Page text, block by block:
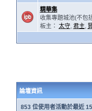
精華集
收集專題城池(不包
板主： 太守, 君主,
論壇資訊
853 位使用者活動於最近